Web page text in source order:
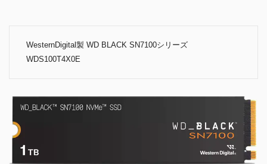
WesternDigital製 WD BLACK SN7100シリーズ
WDS100T4X0E